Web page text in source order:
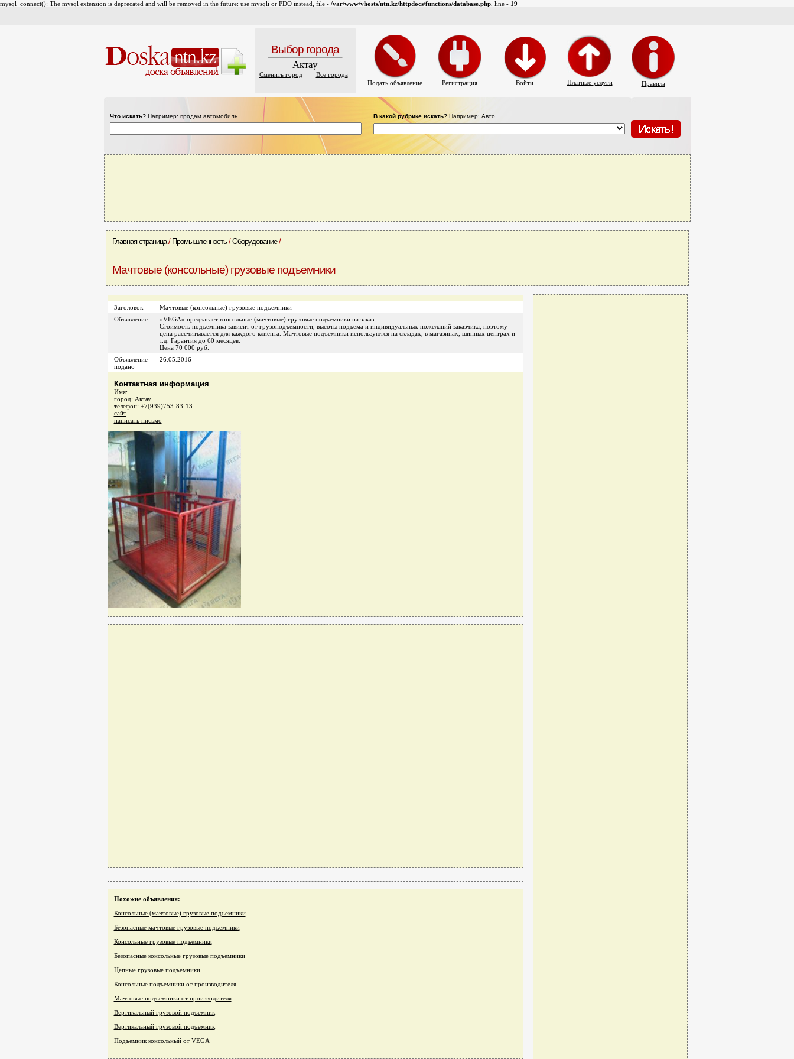
mysql_connect(): The mysql extension is deprecated and will be removed in the future: use mysqli or PDO instead, file - /var/www/vhosts/ntn.kz/httpdocs/functions/database.php , line - 19
Выбор города
Актау
Сменить город
Все города
Подать объявление
Регистрация Войти Платные услуги Правила
Что искать?Например: продам автомобиль В какой рубрике искать?Например: Авто
Главная страница/ Промышленность/Оборудование/
Мачтовые (консольные) грузовые подъемники
Заголовок
Мачтовые (консольные) грузовые подъемники
Объявление
«VEGA» предлагает консольные (мачтовые) грузовые подъемники на заказ.
Стоимость подъемника зависит от грузоподъемности, высоты подъема и индивидуальных пожеланий заказчика, поэтому
цена рассчитывается для каждого клиента. Мачтовые подъемники используются на складах, в магазинах, шинных центрах и
т.д. Гарантия до 60 месяцев.
Цена 70 000 руб.
Объявление
подано
26.05.2016
Контактная информация
Имя:
город: Актау
телефон: +7(939)753-83-13
сайт
написать письмо
Похожие объявления:
Консольные (мачтовые) грузовые подъемники
Безопасные мачтовые грузовые подъемники
Консольные грузовые подъемники
Безопасные консольные грузовые подъемники
Цепные грузовые подъемники
Консольные подъемники от производителя
Мачтовые подъемники от производителя
Вертикальный грузовой подъемник
Вертикальный грузовой подъемник
Подъемник консольный от VEGA